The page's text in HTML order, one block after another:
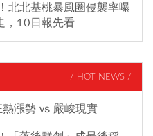
北北基桃暴風圈侵襲率曝
，10日報先看
/ HOT NEWS /
漲勢 vs 嚴峻現實